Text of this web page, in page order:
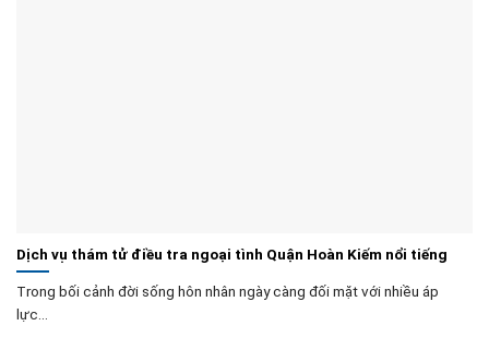
Dịch vụ thám tử điều tra ngoại tình Quận Hoàn Kiếm nổi tiếng
Trong bối cảnh đời sống hôn nhân ngày càng đối mặt với nhiều áp
lực...